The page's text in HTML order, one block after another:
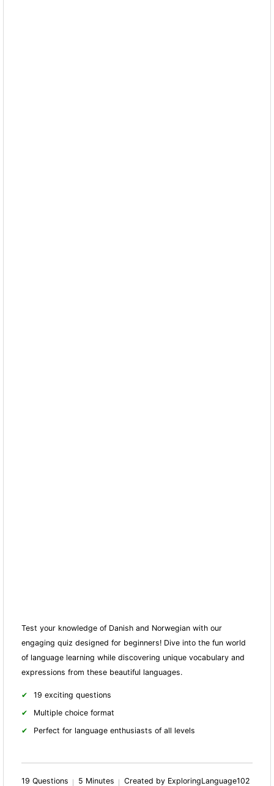
Test your knowledge of Danish and Norwegian with our
engaging quiz designed for beginners! Dive into the fun world
of language learning while discovering unique vocabulary and
expressions from these beautiful languages.
19 exciting questions
Multiple choice format
Perfect for language enthusiasts of all levels
19 Questions 5 Minutes Created by ExploringLanguage102